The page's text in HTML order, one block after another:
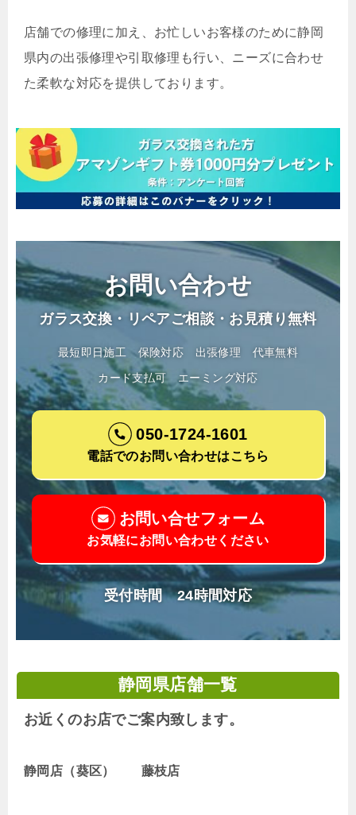
店舗での修理に加え、お忙しいお客様のために静岡
県内の出張修理や引取修理も行い、ニーズに合わせ
た柔軟な対応を提供しております。
お問い合わせ
ガラス交換・リペアご相談・お見積り無料
最短即日施工 保険対応 出張修理
代車無料
カード支払可
エーミング対応
050-1724-1601
電話でのお問い合わせはこちら
お問い合せフォーム
お気軽にお問い合わせください
受付時間 24時間対応
静岡県店舗一覧
お近くのお店でご案内致します。
静岡店（葵区） 藤枝店